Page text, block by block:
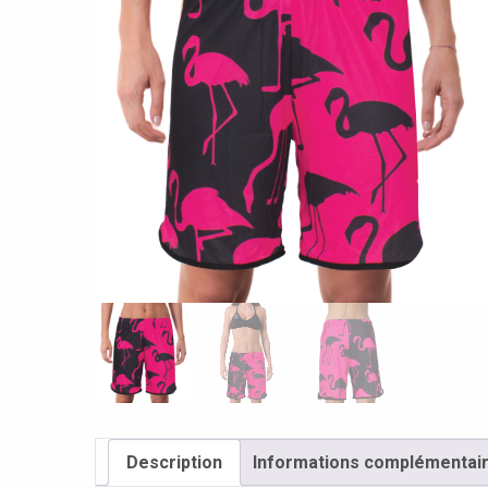
Description Informations